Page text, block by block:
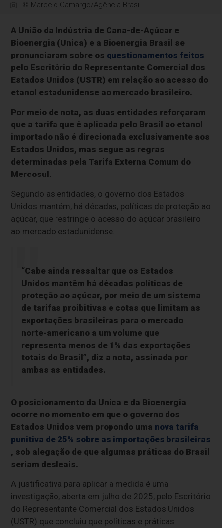
© Marcelo Camargo/Agência Brasil
A União da Indústria de Cana-de-Açúcar e
Bioenergia (Unica) e a Bioenergia Brasil se
pronunciaram sobre os questionamentos feitos
pelo Escritório do Representante Comercial dos
Estados Unidos (USTR) em relação ao acesso do
etanol estadunidense ao mercado brasileiro.
Por meio de nota, as duas entidades reforçaram
que a tarifa que é aplicada pelo Brasil ao etanol
importado não é direcionada exclusivamente aos
Estados Unidos, mas segue as regras
determinadas pela Tarifa Externa Comum do
Mercosul.
Segundo as entidades, o governo dos Estados
Unidos mantém, há décadas, políticas de proteção ao
açúcar, que restringe o acesso do açúcar brasileiro
ao mercado estadunidense.
“Cabe ainda ressaltar que os Estados
Unidos mantêm há décadas políticas de
proteção ao açúcar, por meio de um sistema
de tarifas proibitivas e cotas que limitam as
exportações brasileiras para o mercado
norte-americano a um volume que
representa menos de 1% das exportações
totais do Brasil”, diz a nota, assinada por
ambas as entidades.
O posicionamento da Unica e da Bioenergia
ocorre no momento em que o governo dos
Estados Unidos vem propondo uma nova tarifa
punitiva de 25% sobre as importações brasileiras
, sob alegação de que algumas práticas do Brasil
seriam desleais.
A justificativa para aplicar a medida é uma
investigação, aberta em julho de 2025, pelo Escritório
do Representante Comercial dos Estados Unidos
(USTR) que concluiu que políticas e práticas